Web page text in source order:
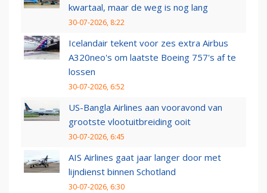
kwartaal, maar de weg is nog lang
30-07-2026, 8:22
Icelandair tekent voor zes extra Airbus
A320neo's om laatste Boeing 757's af te
lossen
30-07-2026, 6:52
US-Bangla Airlines aan vooravond van
grootste vlootuitbreiding ooit
30-07-2026, 6:45
AIS Airlines gaat jaar langer door met
lijndienst binnen Schotland
30-07-2026, 6:30